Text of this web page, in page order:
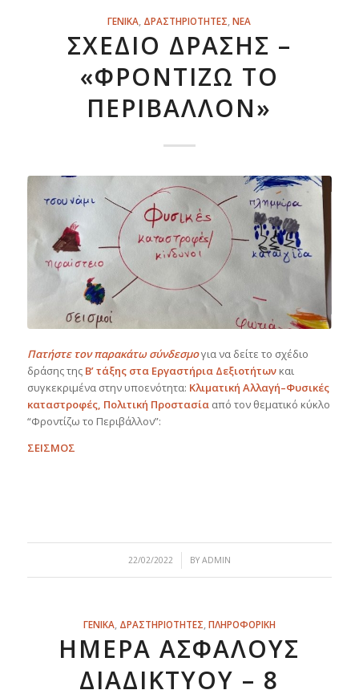
ΓΕΝΙΚΑ ΔΡΑΣΤΗΡΙΟΤΗΤΕΣ ,ΝΕΑ
ΣΧΈΔΙΟ ΔΡΆΣΗΣ –
«ΦΡΟΝΤΊΖΩ ΤΟ
ΠΕΡΙΒΆΛΛΟΝ»
Πατήστε τον παρακάτω σύνδεσμογια να δείτε το σχέδιο
δράσης της Β’ τάξης στα Εργαστήρια Δεξιοτήτωνκαι
συγκεκριμένα στην υποενότητα: Κλιματική Αλλαγή–Φυσικές
καταστροφές, Πολιτική Προστασία από τον θεματικό κύκλο
“Φροντίζω το Περιβάλλον”:
ΣΕΙΣΜΟΣ
22/02/2022
/ BY ADMIN
ΓΕΝΙΚΑ, ΔΡΑΣΤΗΡΙΟΤΗΤΕΣ ΠΛΗΡΟΦΟΡΙΚΗ
ΗΜΈΡΑ ΑΣΦΑΛΟΎΣ
ΔΙΑΔΙΚΤΎΟΥ – 8